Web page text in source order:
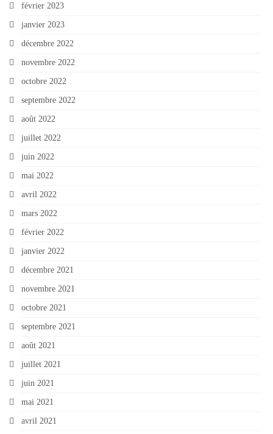
février 2023
janvier 2023
décembre 2022
novembre 2022
octobre 2022
septembre 2022
août 2022
juillet 2022
juin 2022
mai 2022
avril 2022
mars 2022
février 2022
janvier 2022
décembre 2021
novembre 2021
octobre 2021
septembre 2021
août 2021
juillet 2021
juin 2021
mai 2021
avril 2021